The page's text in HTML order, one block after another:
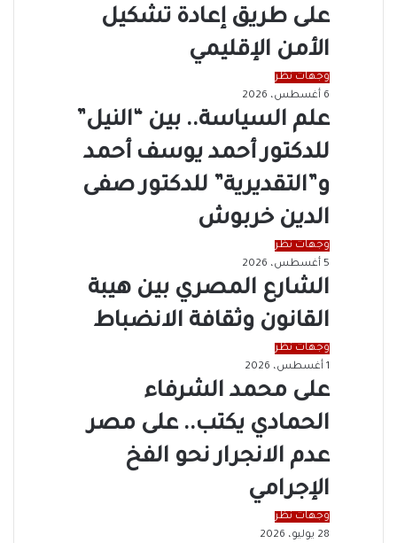
على طريق إعادة تشكيل
الأمن الإقليمي
وجهات نظر
6 أغسطس، 2026
علم السياسة.. بين “النيل”
للدكتور أحمد يوسف أحمد
و”التقديرية” للدكتور صفى
الدين خربوش
وجهات نظر
5 أغسطس، 2026
الشارع المصري بين هيبة
القانون وثقافة الانضباط
وجهات نظر
1 أغسطس، 2026
على محمد الشرفاء
الحمادي يكتب.. على مصر
عدم الانجرار نحو الفخ
الإجرامي
وجهات نظر
28 يوليو، 2026